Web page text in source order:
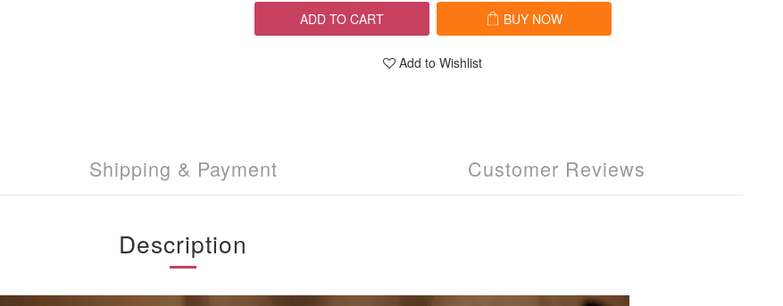
ADD TO CART BUY NOW
Add to Wishlist
Shipping & Payment Customer Reviews
Description